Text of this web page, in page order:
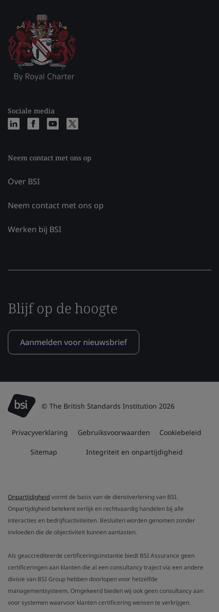
Sociale media
Neem contact met ons op
Over BSI
Neem contact met ons op
Werken bij BSI
Blijf op de hoogte
Aanmelden voor nieuwsbrief
© The British Standards Institution 2026
Privacyverklaring Gebruiksvoorwaarden Cookiebeleid
Sitemap Integriteit en onpartijdigheid
Onpartijdigheidvormt de basis van de dienstverlening van BSI.
Onpartijdigheid betekent eerlijk en rechtvaardig handelen bij alle
interacties en bedrijfsactiviteiten. Besluiten worden genomen zonder
invloeden die de objectiviteit kunnen aantasten.
Als geaccrediteerde certificeringsinstantie biedt BSI Assurance geen
certificeringen aan klanten die al een consultancy traject via een andere
divisie van BSI Group hebben doorlopen voor hetzelfde
managementsysteem. Omgekeerd bieden wij ook geen consultancy aan
voor systemen waarvoor klanten certificering wensen te verkrijgen.